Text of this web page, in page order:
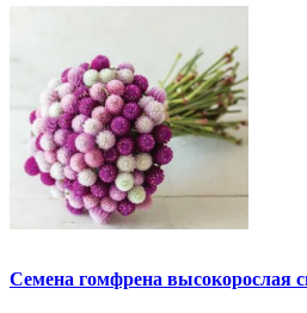
Семена гомфрена высокорослая